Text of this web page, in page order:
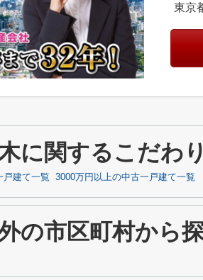
東京
に関するこだわ
戸建て一覧 3000万円以上の中古一戸建て一覧
の市区町村から